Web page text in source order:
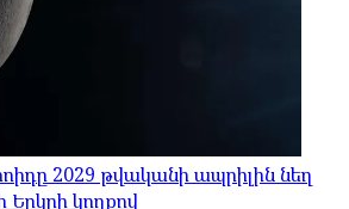
2029 թվականի ապրիլին նեղ
կողքով